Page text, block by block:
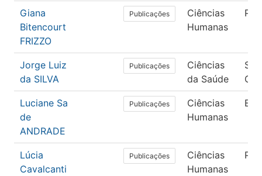
Giana
Bitencourt
FRIZZO
Publicações
Ciências
Humanas
Jorge Luiz
da SILVA
Publicações
Ciências
da Saúde
Luciane Sa
de
ANDRADE
Publicações
Ciências
Humanas
Lúcia
Cavalcanti
Publicações
Ciências
Humanas